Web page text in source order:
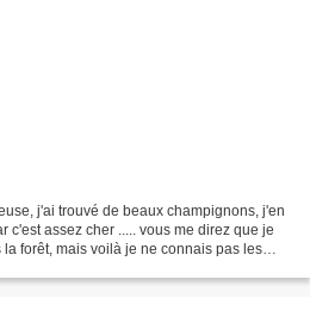
j'ai trouvé de beaux champignons, j'en
c'est assez cher ..... vous me direz que je
forêt, mais voilà je ne connais pas les